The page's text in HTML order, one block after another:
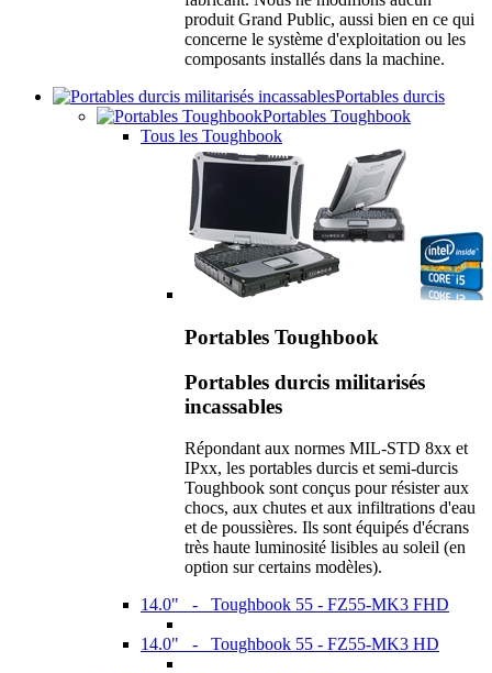
produit Grand Public, aussi bien en ce qui
concerne le système d'exploitation ou les
composants installés dans la machine.
Portables durcis
Portables Toughbook
Tous les Toughbook
Portables Toughbook
Portables durcis militarisés
incassables
Répondant aux normes MIL-STD 8xx et
IPxx, les portables durcis et semi-durcis
Toughbook sont conçus pour résister aux
chocs, aux chutes et aux infiltrations d'eau
et de poussières. Ils sont équipés d'écrans
très haute luminosité lisibles au soleil (en
option sur certains modèles).
14.0" - Toughbook 55 - FZ55-MK3 FHD
14.0" - Toughbook 55 - FZ55-MK3 HD